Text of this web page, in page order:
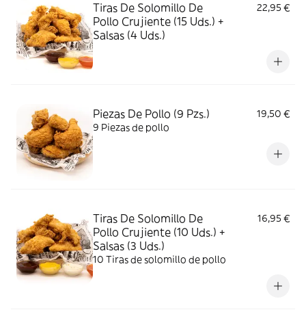
Tiras De Solomillo De
Pollo Crujiente (15 Uds.) +
Salsas (4 Uds.)
22,95 €
Piezas De Pollo (9 Pzs.)
19,50 €
9 Piezas de pollo
Tiras De Solomillo De
Pollo Crujiente (10 Uds.) +
Salsas (3 Uds.)
16,95 €
10 Tiras de solomillo de pollo